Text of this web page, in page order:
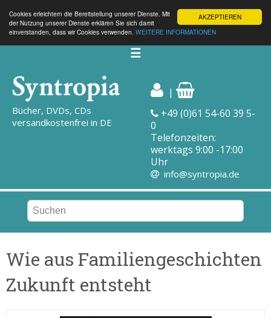
AKZEPTIEREN
Cookies erleichtern die Bereitstellung unserer Dienste. Mit
der Nutzung unserer Dienste erklären Sie sich damit
einverstanden, dass wir Cookies verwenden. WEITERE INFORMATIONEN
☰
Bücher, DVDs, CDs
versandkostenfrei in DE
|
+49 (0)61 54-60 39 5-
0
Telefonzeiten:
werktags 9:00 -17:00
Uhr
info@syntropia.de
Wie aus Familiengeschichten
Zukunft entsteht